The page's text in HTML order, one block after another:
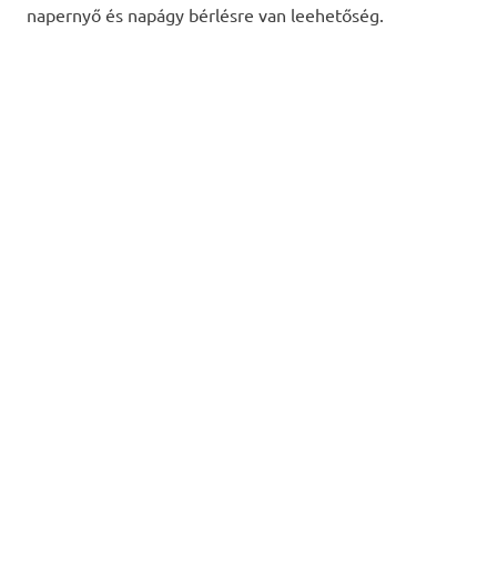
napernyő és napágy bérlésre van leehetőség.